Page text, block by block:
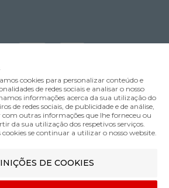
Aros Anita Basic
cookies para personalizar conteúdo e
de redes sociais e analisar o nosso
informações acerca da sua utilização do
de redes sociais, de publicidade e de análise,
outras informações que lhe forneceu ou
da sua utilização dos respetivos serviços.
cookies se continuar a utilizar o nosso website.
DE COOKIES